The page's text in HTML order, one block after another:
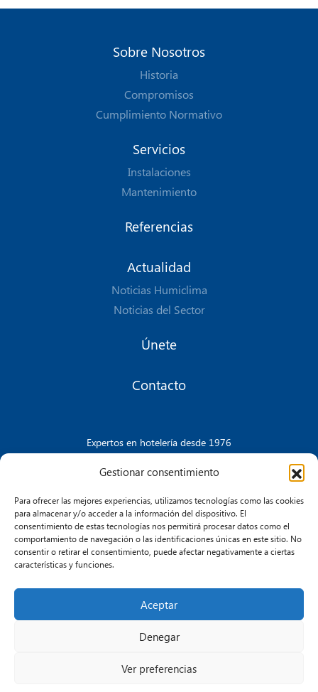
Gestionar consentimiento
Para ofrecer las mejores experiencias, utilizamos tecnologías como las cookies
para almacenar y/o acceder a la información del dispositivo. El
consentimiento de estas tecnologías nos permitirá procesar datos como el
comportamiento de navegación o las identificaciones únicas en este sitio. No
consentir o retirar el consentimiento, puede afectar negativamente a ciertas
características y funciones.
Aceptar
Denegar
Ver preferencias
Sobre Nosotros
Historia
Compromisos
Cumplimiento Normativo
Servicios
Instalaciones
Mantenimiento
Referencias
Actualidad
Noticias Humiclima
Noticias del Sector
Únete
Contacto
Expertos en hotelería desde 1976
CONTACTA CON NOSOTROS